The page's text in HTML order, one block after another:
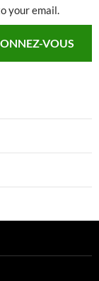
your email.
VOUS